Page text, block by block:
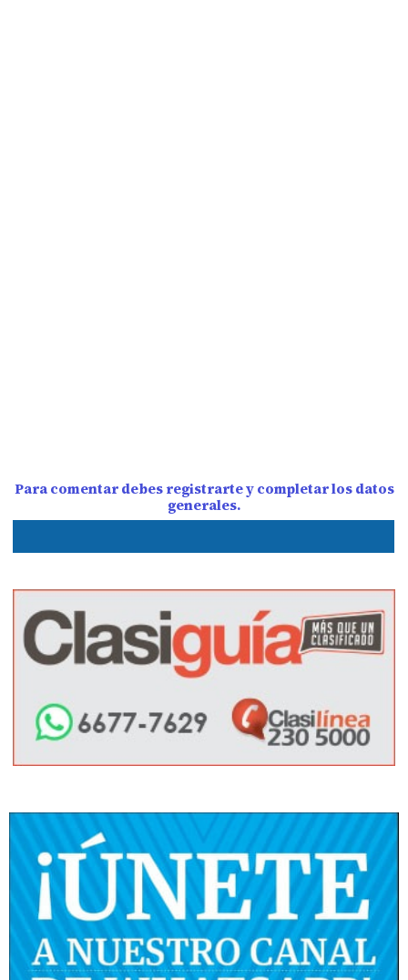
Para comentar debes registrarte y completar los datos
generales.